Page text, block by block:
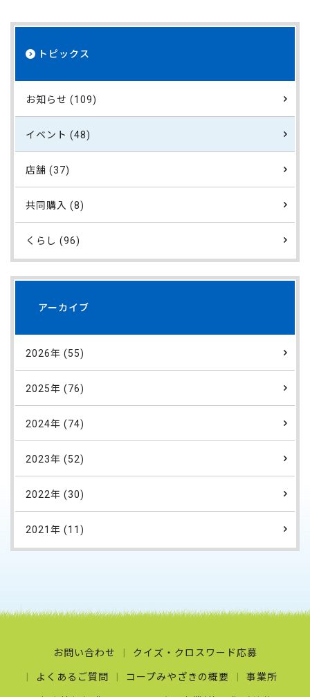
トピックス
お知らせ (109)
イベント (48)
店舗 (37)
共同購入 (8)
くらし (96)
アーカイブ
2026年 (55)
2025年 (76)
2024年 (74)
2023年 (52)
2022年 (30)
2021年 (11)
お問い合わせ クイズ・クロスワード応募
よくあるご質問 コープみやざきの概要 事業所